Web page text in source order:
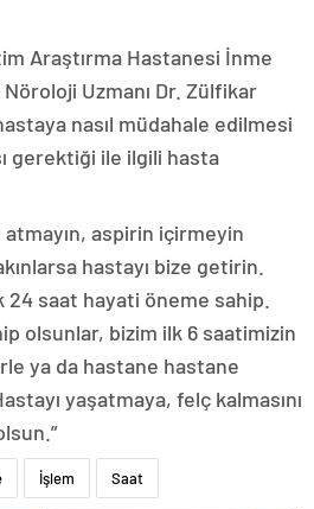
Araştırma Hastanesi İnme
Uzmanı Dr. Zülfikar
nasıl müdahale edilmesi
gerektiği ile ilgili hasta
atmayın, aspirin içirmeyin
hastayı bize getirin.
saat hayati öneme sahip.
olsunlar, bizim ilk 6 saatimizin
ya da hastane hastane
yaşatmaya, felç kalmasını
İşlem Saat